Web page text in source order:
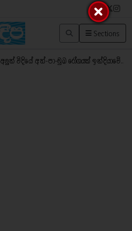
Sections
අලුත් විදියේ අත්-පා-මුඛ රෝගයක් ඉන්දියාවේ..